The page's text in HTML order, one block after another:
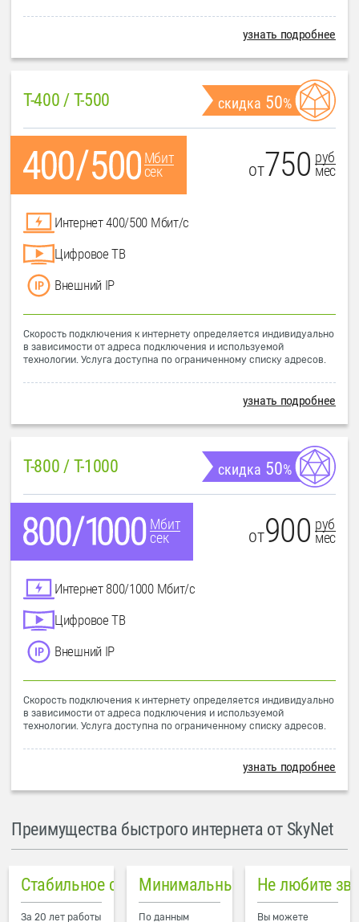
узнать подробнее
T-400 / T-500 скидка 50%
Мбит
сек
от750 руб
мес
Интернет 400/500 Мбит/с
Цифровое ТВ
Внешний IP
Скорость подключения к интернету определяется индивидуально
в зависимости от адреса подключения и используемой
технологии. Услуга доступна по ограниченному списку адресов.
узнать подробнее
T-800 / T-1000 скидка 50%
Мбит
сек
от900 руб
мес
Интернет 800/1000 Мбит/с
Цифровое ТВ
Внешний IP
Скорость подключения к интернету определяется индивидуально
в зависимости от адреса подключения и используемой
технологии. Услуга доступна по ограниченному списку адресов.
узнать подробнее
Преимущества быстрого интернета от SkyNet
Стабильное соединение
За 20 лет работы
Минимальный пинг в городе
По данным
Не любите
Вы можете